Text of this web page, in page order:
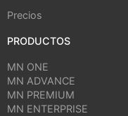
Precios
PRODUCTOS
MN ONE
MN ADVANCE
MN PREMIUM
MN ENTERPRISE